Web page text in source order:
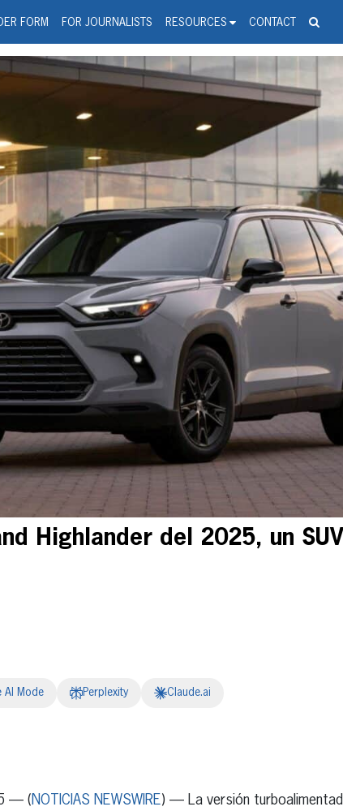
FORM FOR JOURNALISTS RESOURCES CONTACT
Press Release
Highlander del 2025, un
AI Mode Perplexity Claude.ai
— (NOTICIAS NEWSWIRE) — La versión